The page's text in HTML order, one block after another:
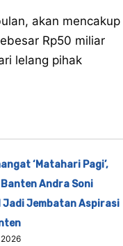
akan mencakup
Rp50 miliar
lelang pihak
‘Matahari Pagi’,
Andra Soni
Jadi Jembatan Aspirasi